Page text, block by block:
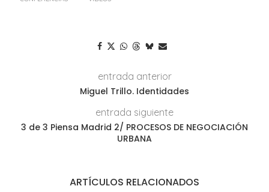
entrada anterior
Miguel Trillo. Identidades
entrada siguiente
3 de 3 Piensa Madrid 2/ PROCESOS DE NEGOCIACIÓN
URBANA
ARTÍCULOS RELACIONADOS